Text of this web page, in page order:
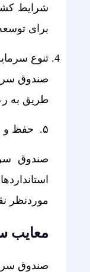
شرایط
برای
تنوع
صندوق
طریق به
۵. حفظ و ارتقای کیفیت
صندوق
موردنظر
معایب
صندوق